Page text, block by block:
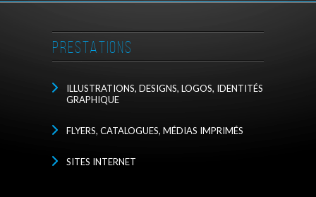
PRESTATIONS
ILLUSTRATIONS, DESIGNS, LOGOS, IDENTITÉS
GRAPHIQUE
FLYERS, CATALOGUES, MÉDIAS IMPRIMÉS
SITES INTERNET